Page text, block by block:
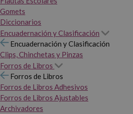
Gomets
Diccionarios
Encuadernación y Clasificación
Encuadernación y Clasificación
Clips, Chinchetas y Pinzas
Forros de Libros
Forros de Libros
Forros de Libros Adhesivos
Forros de Libros Ajustables
Archivadores